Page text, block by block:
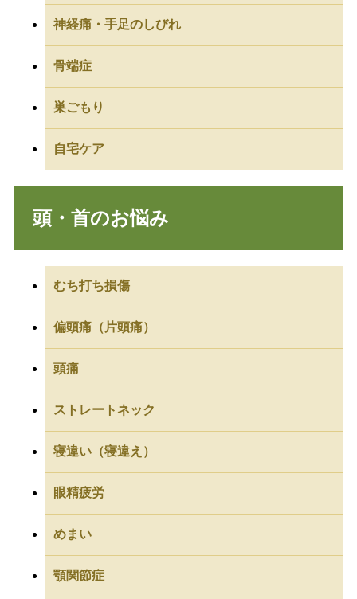
神経痛・手足のしびれ
骨端症
巣ごもり
自宅ケア
頭・首のお悩み
むち打ち損傷
偏頭痛（片頭痛）
頭痛
ストレートネック
寝違い（寝違え）
眼精疲労
めまい
顎関節症